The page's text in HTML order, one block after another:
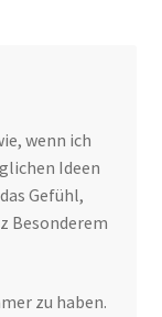
wenn ich
Ideen
Gefühl,
Besonderem
zu haben.